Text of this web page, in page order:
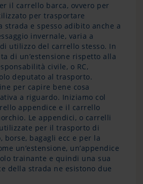
il carrello barca, ovvero per
per trasportare
strada e spesso adibito anche a
invernale, varia a
utilizzo del carrello stesso. In
di un’estensione rispetto alla
civile, o RC,
deputato al trasporto.
per capire bene cosa
a riguardo. Iniziamo col
appendice e il carrello
Le appendici, o carrelli
per il trasporto di
borse, bagagli ecc e per la
un’estensione, un’appendice
trainante e quindi una sua
della strada ne esistono due